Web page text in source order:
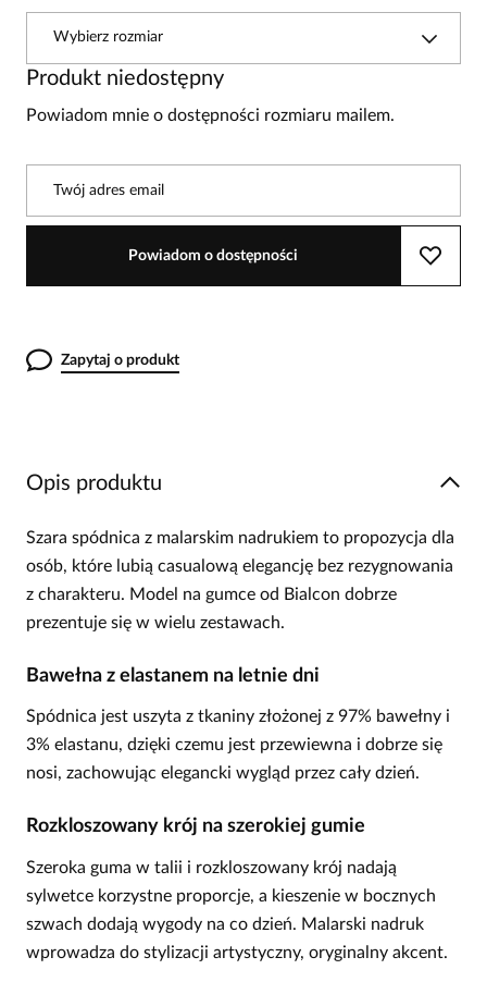
Wybierz rozmiar
Produkt niedostępny
Powiadom mnie o dostępności rozmiaru mailem.
Twój adres email
Powiadom o dostępności
Zapytaj o produkt
Opis produktu
Szara spódnica z malarskim nadrukiem to propozycja dla
osób, które lubią casualową elegancję bez rezygnowania
z charakteru. Model na gumce od Bialcon dobrze
prezentuje się w wielu zestawach.
Bawełna z elastanem na letnie dni
Spódnica jest uszyta z tkaniny złożonej z 97% bawełny i
3% elastanu, dzięki czemu jest przewiewna i dobrze się
nosi, zachowując elegancki wygląd przez cały dzień.
Rozkloszowany krój na szerokiej gumie
Szeroka guma w talii i rozkloszowany krój nadają
sylwetce korzystne proporcje, a kieszenie w bocznych
szwach dodają wygody na co dzień. Malarski nadruk
wprowadza do stylizacji artystyczny, oryginalny akcent.